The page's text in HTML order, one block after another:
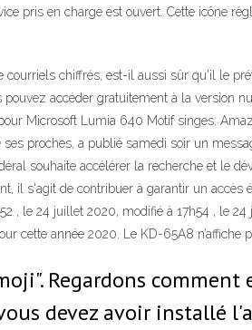
pris en charge est ouvert. Cette icône
courriels chiffrés, est-il aussi sûr qu'il le
pouvez accéder gratuitement à la
Microsoft Lumia 640 Motif singes:
proches, a publié samedi soir un
souhaite accélérer la recherche et le
il s'agit de contribuer à garantir un
, le 24 juillet 2020, modifié à 17h54 , le
cette année 2020. Le KD-65A8 n’affiche
Regardons
devez avoir installé